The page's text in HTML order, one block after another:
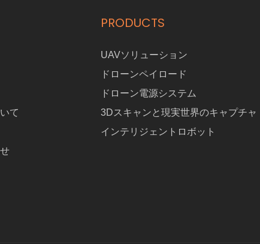
て
PRODUCTS
UAVソリューション
ドローンペイロード
ドローン電源システム
3Dスキャンと現実世界のキャプチャ
インテリジェントロボット